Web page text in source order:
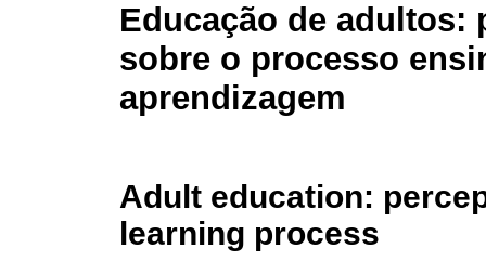
Educação de adultos:
sobre o processo
aprendizagem
Adult education:
learning process